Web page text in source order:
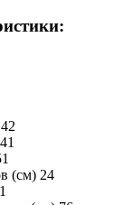
(см) 24